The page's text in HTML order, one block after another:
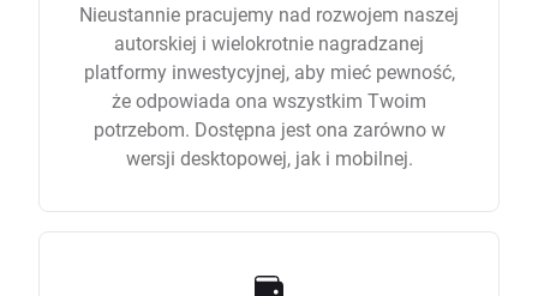
Nieustannie pracujemy nad rozwojem naszej
autorskiej i wielokrotnie nagradzanej
platformy inwestycyjnej, aby mieć pewność,
że odpowiada ona wszystkim Twoim
potrzebom. Dostępna jest ona zarówno w
wersji desktopowej, jak i mobilnej.